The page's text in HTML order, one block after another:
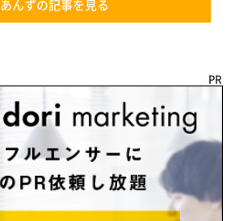
あんずの記事を見る
PR